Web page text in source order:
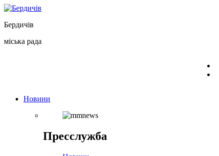
Перейти
вмісту
Бердичів
міська рада
Новини
Пресслужба